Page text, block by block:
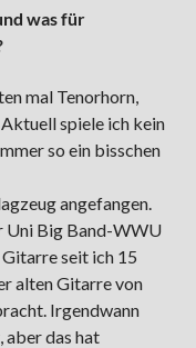
was für
mal Tenorhorn,
spiele ich kein
so ein bisschen
angefangen.
Uni Big Band-WWU
seit ich 15
alten Gitarre von
Irgendwann
aber das hat